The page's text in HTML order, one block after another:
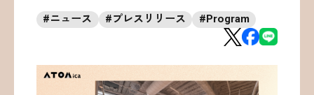
採用情報
#ニュース #プレスリリース #Program